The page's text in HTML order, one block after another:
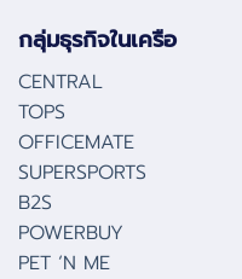
กลุ่มธุรกิจในเครือ
CENTRAL
TOPS
OFFICEMATE
SUPERSPORTS
B2S
POWERBUY
PET ‘N ME